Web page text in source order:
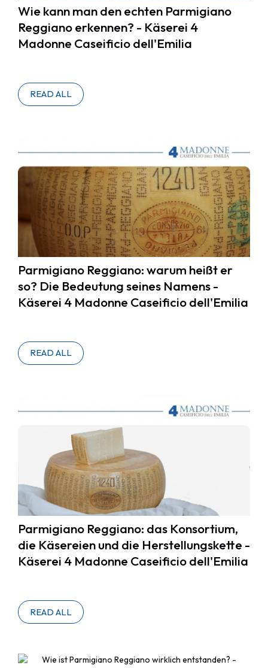
Wie kann man den echten Parmigiano
Reggiano erkennen? - Käserei 4
Madonne Caseificio dell'Emilia
READ ALL
Parmigiano Reggiano: warum heißt er
so? Die Bedeutung seines Namens -
Käserei 4 Madonne Caseificio dell'Emilia
READ ALL
Parmigiano Reggiano: das Konsortium,
die Käsereien und die Herstellungskette -
Käserei 4 Madonne Caseificio dell'Emilia
READ ALL